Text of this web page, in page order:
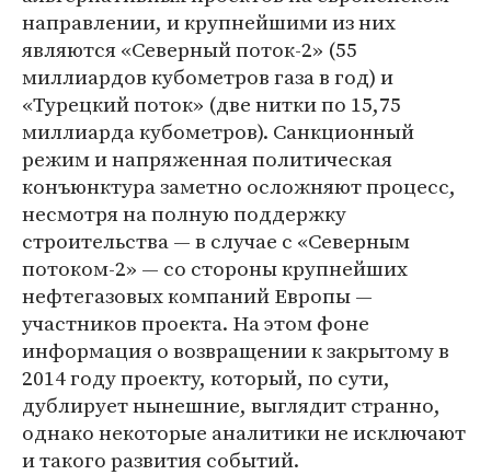
направлении, и крупнейшими из них
являются «Северный поток-2» (55
миллиардов кубометров газа в год) и
«Турецкий поток» (две нитки по 15,75
миллиарда кубометров). Санкционный
режим и напряженная политическая
конъюнктура заметно осложняют процесс,
несмотря на полную поддержку
строительства — в случае с «Северным
потоком-2» — со стороны крупнейших
нефтегазовых компаний Европы —
участников проекта. На этом фоне
информация о возвращении к закрытому в
2014 году проекту, который, по сути,
дублирует нынешние, выглядит странно,
однако некоторые аналитики не исключают
и такого развития событий.